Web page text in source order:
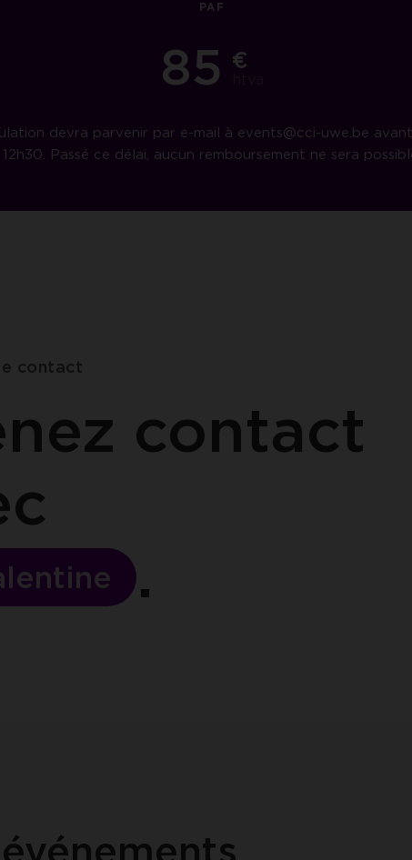
PAF
85 €
devra parvenir par e-mail à events@cci-uwe.be
12h30. Passé ce délai, aucun remboursement ne sera
contact
contact